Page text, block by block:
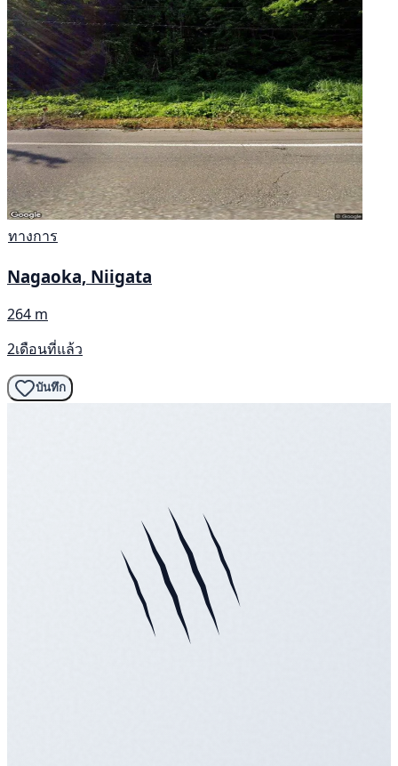
ทางการ
Nagaoka, Niigata
264 m
2เดือนที่แล้ว
บันทึก